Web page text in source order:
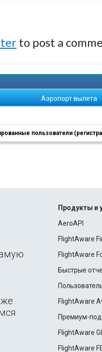
to post a
Аэропорт вылета
пользователи
Продукты и
AeroAPI
FlightAware
FlightAware
Быстрые
FlightAware
Премиум-
FlightAware
FlightAware